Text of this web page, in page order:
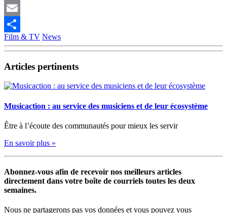
Pinterest
Email
Partager
Film & TV News
Articles pertinents
Musicaction : au service des musiciens et de leur écosystème
Être à l’écoute des communautés pour mieux les servir
En savoir plus »
Abonnez-vous afin de recevoir nos meilleurs articles
directement dans votre boîte de courriels toutes les deux
semaines.
Nous ne partagerons pas vos données et vous pouvez vous